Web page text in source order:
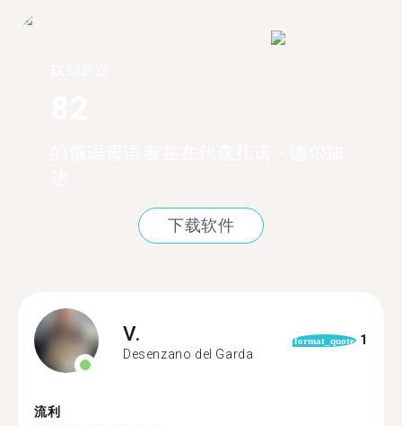
下载软件
V.
Desenzano del Garda
format_quote 1
流利